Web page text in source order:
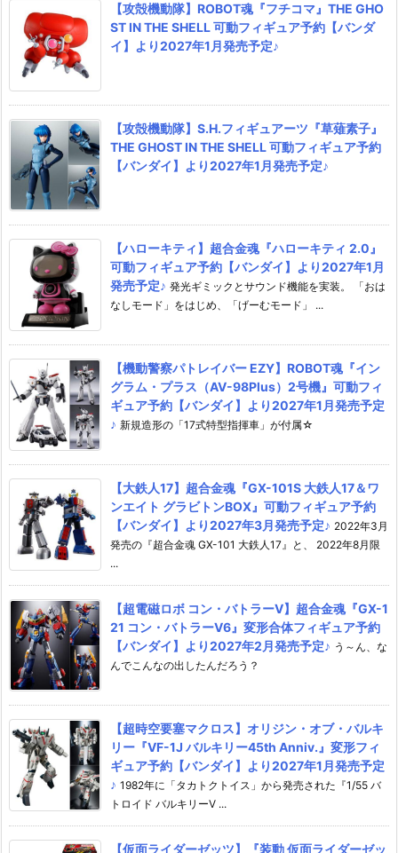
【攻殻機動隊】ROBOT魂『フチコマ』THE GHO
ST IN THE SHELL 可動フィギュア予約【バンダ
イ】より2027年1月発売予定♪
【攻殻機動隊】S.H.フィギュアーツ『草薙素子』
THE GHOST IN THE SHELL 可動フィギュア予約
【バンダイ】より2027年1月発売予定♪
【ハローキティ】超合金魂『ハローキティ 2.0』
可動フィギュア予約【バンダイ】より2027年1月
発売予定♪ 発光ギミックとサウンド機能を実装。 「おは
なしモード」をはじめ、「げーむモード」 ...
【機動警察パトレイバー EZY】ROBOT魂『イン
グラム・プラス（AV-98Plus）2号機』可動フィ
ギュア予約【バンダイ】より2027年1月発売予定
♪ 新規造形の「17式特型指揮車」が付属☆
【大鉄人17】超合金魂『GX-101S 大鉄人17＆ワ
ンエイト グラビトンBOX』可動フィギュア予約
【バンダイ】より2027年3月発売予定♪ 2022年3月
発売の『超合金魂 GX-101 大鉄人17』と、 2022年8月限
...
【超電磁ロボ コン・バトラーV】超合金魂『GX-1
21 コン・バトラーV6』変形合体フィギュア予約
【バンダイ】より2027年2月発売予定♪ う～ん、な
んでこんなの出したんだろう？
【超時空要塞マクロス】オリジン・オブ・バルキ
リー『VF-1J バルキリー45th Anniv.』変形フィ
ギュア予約【バンダイ】より2027年1月発売予定
♪ 1982年に「タカトクトイス」から発売された『1/55 バ
トロイド バルキリーV ...
【仮面ライダーゼッツ】『装動 仮面ライダーゼッ